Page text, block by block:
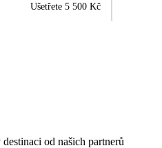
Ušetřete 5 500 Kč
od našich partnerů